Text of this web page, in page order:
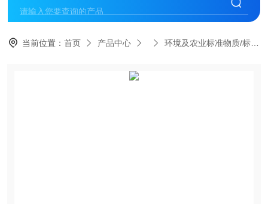
当前位置：首页 产品中心 环境及农业标准物质/标准品